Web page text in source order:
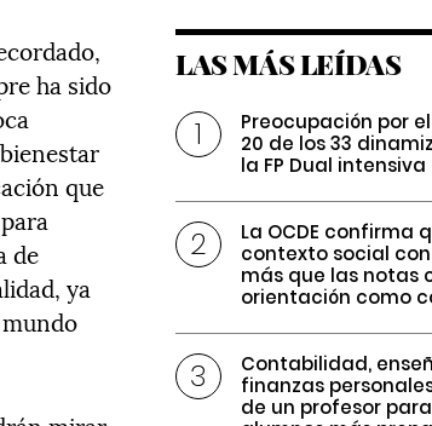
ha sido
que
de
ya
LAS MÁS LEÍDAS
Preocupación por
20 de los 33
la FP Dual intensiva
La OCDE confirma
contexto social
más que las notas
orientación como
Contabilidad,
finanzas
de un profesor